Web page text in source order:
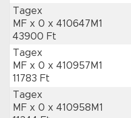
Tagex
MF x 0 x 410647M1
43900 Ft
Tagex
MF x 0 x 410957M1
11783 Ft
Tagex
MF x 0 x 410958M1